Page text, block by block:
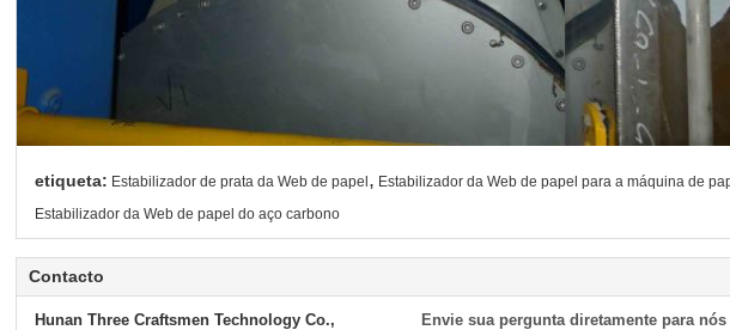
etiqueta: Estabilizador de prata da Web de papel , Estabilizador da Web de papel para a máquina de
Estabilizador da Web de papel do aço carbono
Contacto
Hunan Three Craftsmen Technology Co.,
Envie sua pergunta diretamente para nós